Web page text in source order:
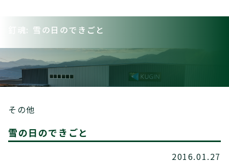
釘魂: 雪の日のできごと
その他
雪の日のできごと
2016.01.27